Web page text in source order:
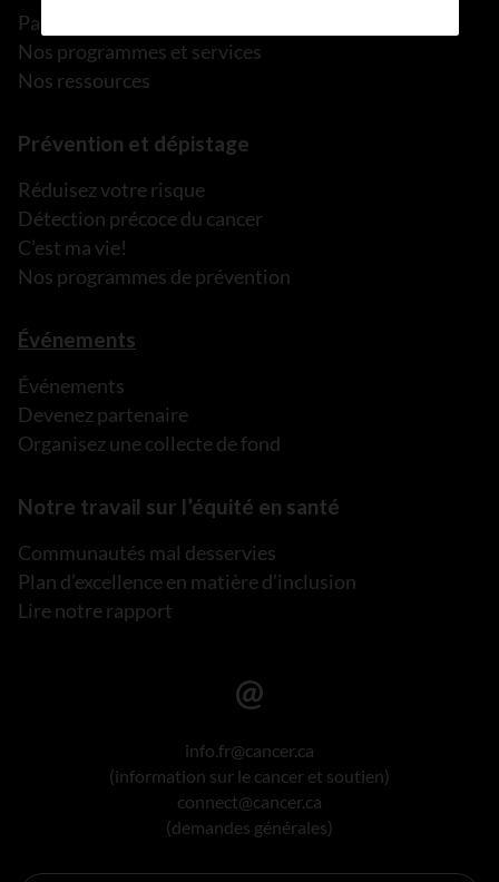
Parler à une personne de confiance
Nos programmes et services
Nos ressources
Prévention et dépistage
Réduisez votre risque
Détection précoce du cancer
C’est ma vie!
Nos programmes de prévention
Événements
Événements
Devenez partenaire
Organisez une collecte de fond
Notre travail sur l’équité en santé
Communautés mal desservies
Plan d’excellence en matière d’inclusion
Lire notre rapport
info.fr@cancer.ca
(information sur le cancer et soutien)
connect@cancer.ca
(demandes générales)